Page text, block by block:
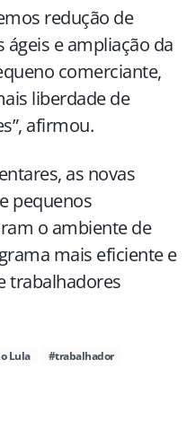
redução de
e ampliação da
comerciante,
liberdade de
afirmou.
as novas
pequenos
o ambiente de
mais eficiente e
trabalhadores
Lula
#trabalhador